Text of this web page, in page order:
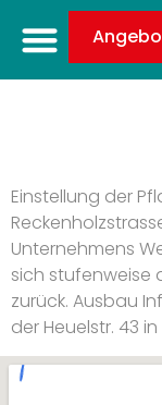
Einstellung der
Unternehmens
sich stufenweise
zurück. Ausbau
der Heuelstr. 43